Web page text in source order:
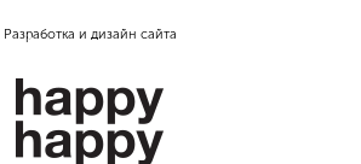
Разработка и дизайн сайта